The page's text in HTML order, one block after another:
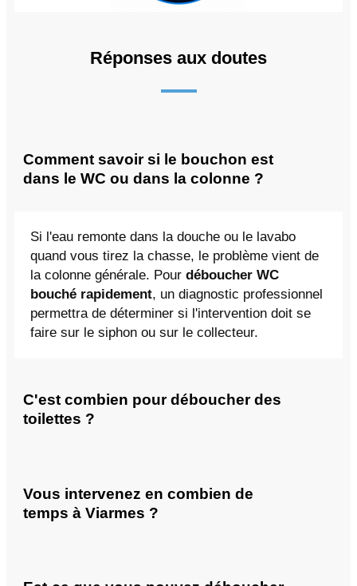
Réponses aux doutes
Comment savoir si le bouchon est
dans le WC ou dans la colonne ?
Si l'eau remonte dans la douche ou le lavabo
quand vous tirez la chasse, le problème vient de
la colonne générale. Pour déboucher WC
bouché rapidement, un diagnostic professionnel
permettra de déterminer si l'intervention doit se
faire sur le siphon ou sur le collecteur.
C'est combien pour déboucher des
toilettes ?
Vous intervenez en combien de
temps à Viarmes ?